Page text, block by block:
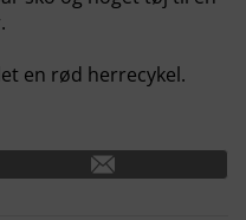
en rød herrecykel.